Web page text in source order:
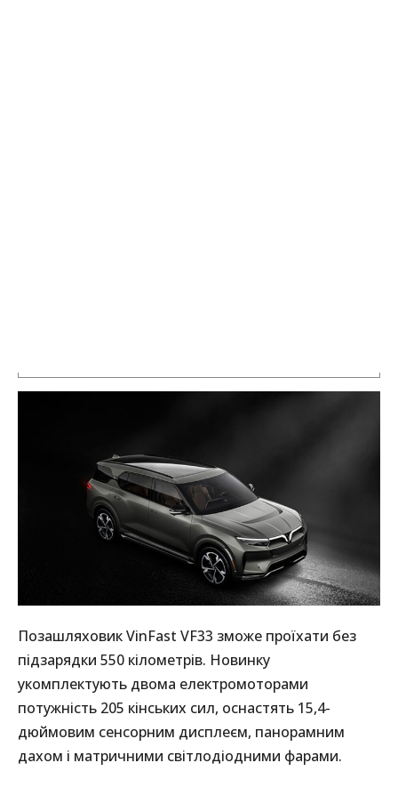
Позашляховик VinFast VF33 зможе проїхати без
підзарядки 550 кілометрів. Новинку
укомплектують двома електромоторами
потужність 205 кінських сил, оснастять 15,4-
дюймовим сенсорним дисплеєм, панорамним
дахом і матричними світлодіодними фарами.